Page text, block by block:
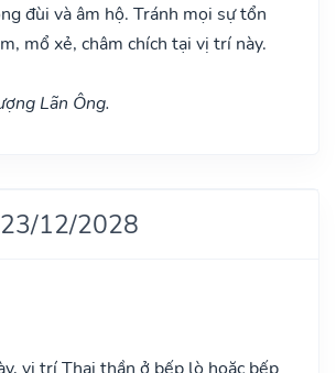
đùi và âm hộ. Tránh mọi sự tổn
mổ xẻ, châm chích tại vị trí này.
Lãn Ông.
12/2028